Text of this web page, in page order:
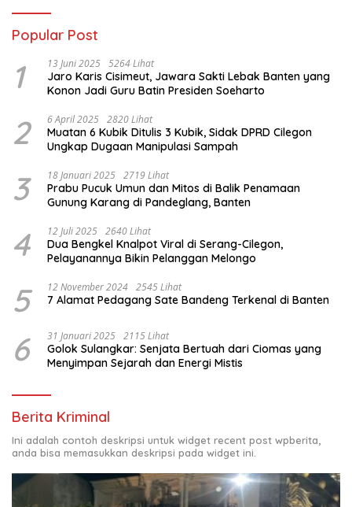
Popular Post
1 13 Juni 2025 5264 Lihat
Jaro Karis Cisimeut, Jawara Sakti Lebak Banten yang
Konon Jadi Guru Batin Presiden Soeharto
2 6 April 2025 2820 Lihat
Muatan 6 Kubik Ditulis 3 Kubik, Sidak DPRD Cilegon
Ungkap Dugaan Manipulasi Sampah
3 18 Januari 2025 2719 Lihat
Prabu Pucuk Umun dan Mitos di Balik Penamaan
Gunung Karang di Pandeglang, Banten
4 12 Juli 2025 2640 Lihat
Dua Bengkel Knalpot Viral di Serang-Cilegon,
Pelayanannya Bikin Pelanggan Melongo
5 12 November 2024 2545 Lihat
7 Alamat Pedagang Sate Bandeng Terkenal di Banten
6 31 Januari 2025 2115 Lihat
Golok Sulangkar: Senjata Bertuah dari Ciomas yang
Menyimpan Sejarah dan Energi Mistis
Berita Kriminal
Ini adalah contoh deskripsi untuk widget recent post wpberita,
anda bisa memasukkan deskripsi pada widget ini.